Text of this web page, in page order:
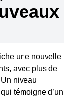
une nouvelle
avec plus de
niveau
témoigne d’un